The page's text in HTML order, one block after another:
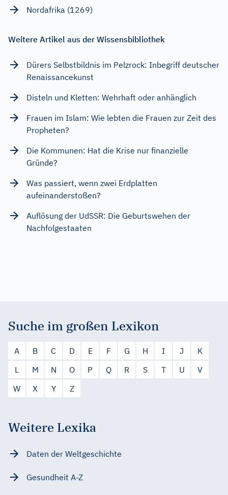
Nordafrika (1269)
Weitere Artikel aus der Wissensbibliothek
Dürers Selbstbildnis im Pelzrock: Inbegriff deutscher
Renaissancekunst
Disteln und Kletten: Wehrhaft oder anhänglich
Frauen im Islam: Wie lebten die Frauen zur Zeit des
Propheten?
Die Kommunen: Hat die Krise nur finanzielle
Gründe?
Was passiert, wenn zwei Erdplatten
aufeinanderstoßen?
Auflösung der UdSSR: Die Geburtswehen der
Nachfolgestaaten
Suche im großen Lexikon
A B C D E F G H I J
K
L
M N O P Q R S T U
V
W
X Y Z
Weitere Lexika
Daten der Weltgeschichte
Gesundheit A-Z